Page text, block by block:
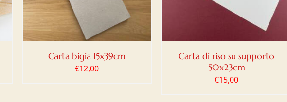
Carta bigia 15x39cm
€12,00
Carta di riso su supporto
50x23cm
€15,00